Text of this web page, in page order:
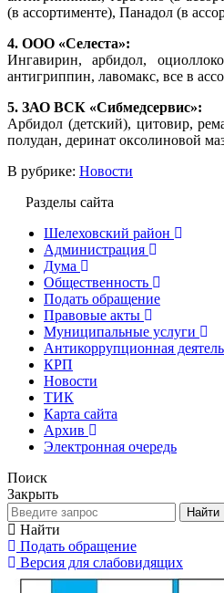
(в ассортименте), Панадол (в
4. ООО «Селеста»:
Ингавирин, арбидол,
антигриппин, лавомакс, все в
5. ЗАО ВСК «Сибмедсервис»:
Арбидол (детский), цитовир,
полудан, деринат оксолиновой
В рубрике: Новости
Разделы сайта
Шелеховский район
Администрация
Дума
Общественность
Подать обращение
Правовые акты
Муниципальные услуги
Антикоррупционная
КРП
Новости
ТИК
Карта сайта
Архив
Электронная очередь
Поиск
Закрыть
Найти
Найти
Подать обращение
Версия для слабовидящих